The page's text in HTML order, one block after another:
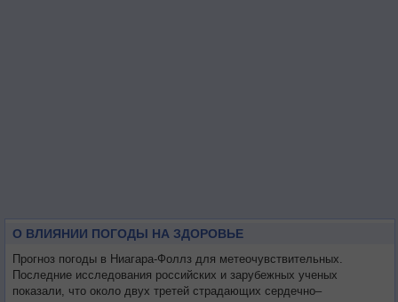
О ВЛИЯНИИ ПОГОДЫ НА ЗДОРОВЬЕ
Прогноз погоды в Ниагара-Фоллз для метеочувствительных.
Последние исследования российских и зарубежных ученых
показали, что около двух третей страдающих сердечно–